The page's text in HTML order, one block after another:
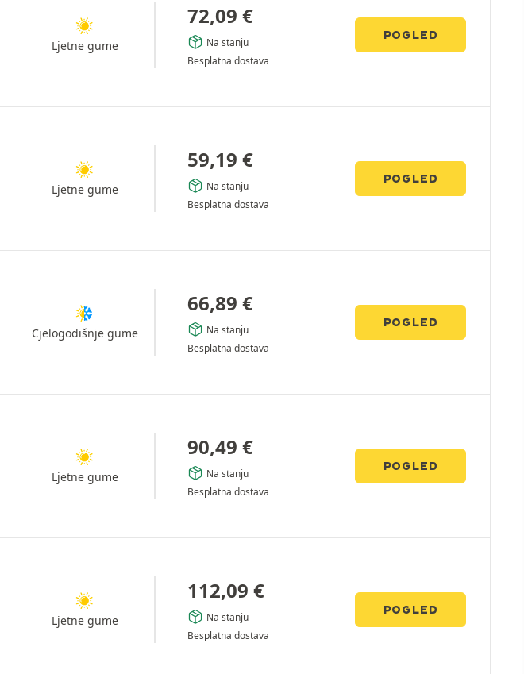
Ljetne gume
72,09 €
Na stanju
Besplatna dostava
POGLED
Ljetne gume
59,19 €
Na stanju
Besplatna dostava
POGLED
Cjelogodišnje gume
66,89 €
Na stanju
Besplatna dostava
POGLED
Ljetne gume
90,49 €
Na stanju
Besplatna dostava
POGLED
Ljetne gume
112,09 €
Na stanju
Besplatna dostava
POGLED